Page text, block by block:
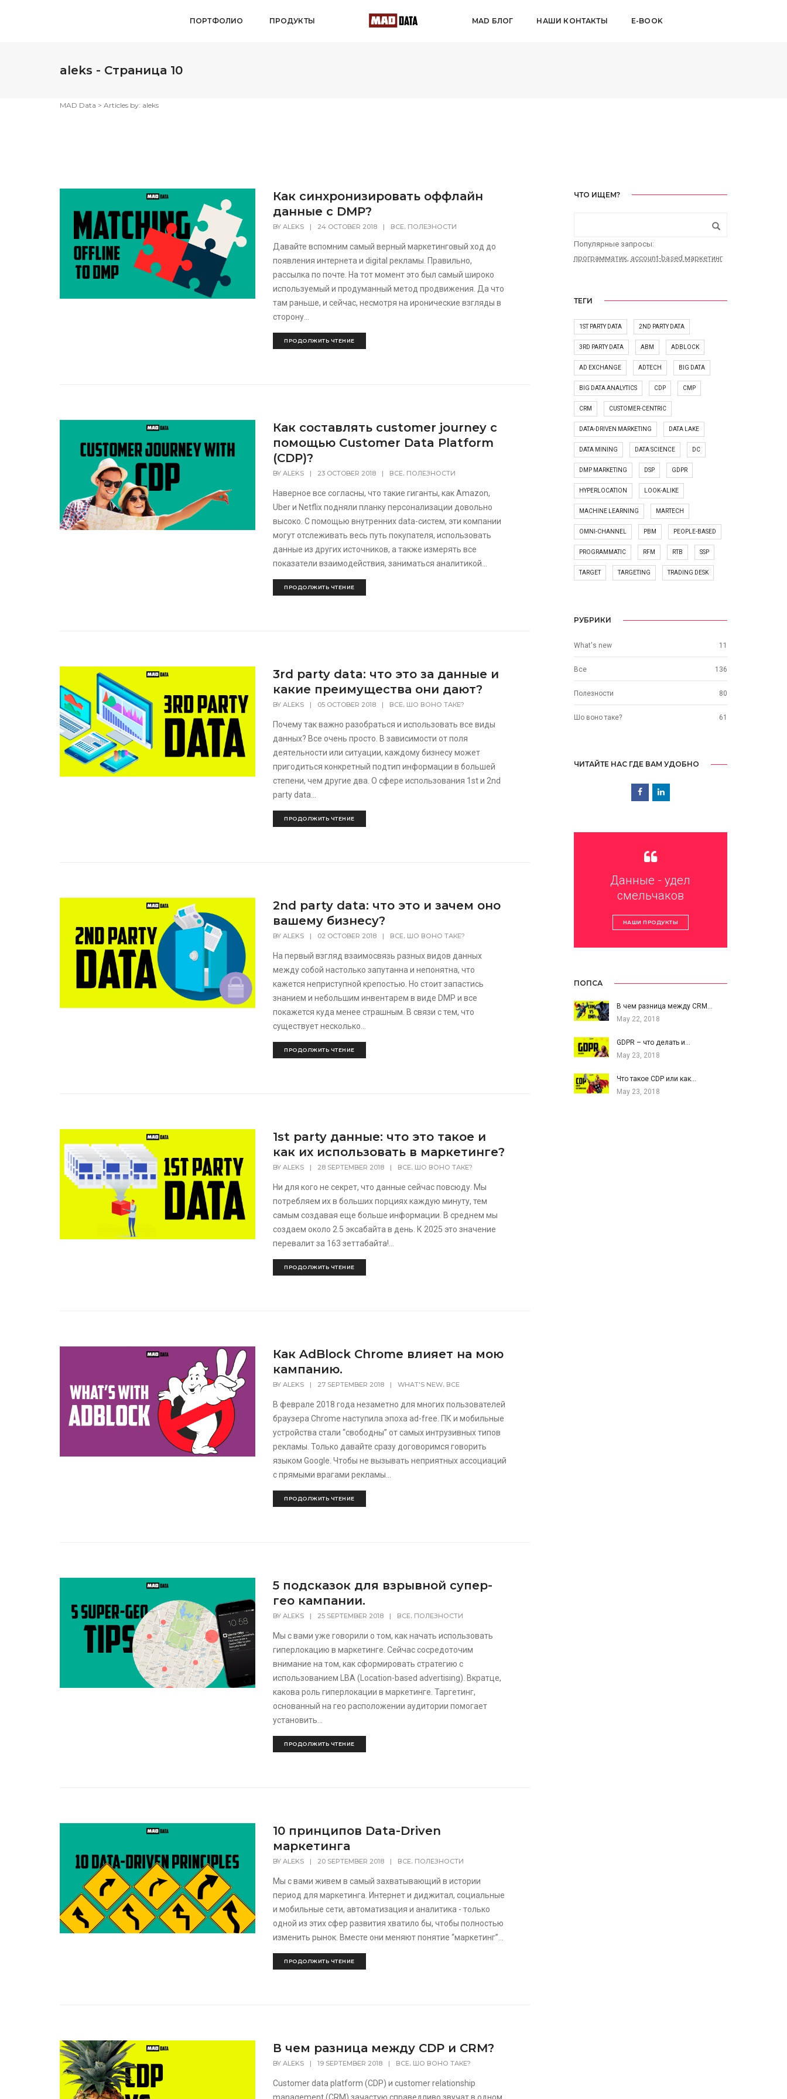
ПОРТФОЛИО ПРОДУКТЫ MAD БЛОГ НАШИ КОНТАКТЫ E-BOOK
aleks - Страница 10
MAD Data > Articles by: aleks
Как синхронизировать оффлайн
данные с DMP?
BYALEKS | 24 OCTOBER 2018 | ВСЕ, ПОЛЕЗНОСТИ
Давайте вспомним самый верный маркетинговый ход до
появления интернета и digital рекламы. Правильно,
рассылка по почте. На тот момент это был самый широко
используемый и продуманный метод продвижения. Да что
там раньше, и сейчас, несмотря на иронические взгляды в
сторону...
ПРОДОЛЖИТЬ ЧТЕНИЕ
Как составлять customer journey с
помощью Customer Data Platform
(CDP)?
BYALEKS | 23 OCTOBER 2018 | ВСЕ, ПОЛЕЗНОСТИ
Наверное все согласны, что такие гиганты, как Amazon,
Uber и Netflix подняли планку персонализации довольно
высоко. С помощью внутренних data-систем, эти компании
могут отслеживать весь путь покупателя, использовать
данные из других источников, а также измерять все
показатели взаимодействия, заниматься аналитикой...
ПРОДОЛЖИТЬ ЧТЕНИЕ
3rd party data: что это за данные и
какие преимущества они дают?
BYALEKS | 05 OCTOBER 2018 | ВСЕ, ШО ВОНО ТАКЕ?
Почему так важно разобраться и использовать все виды
данных? Все очень просто. В зависимости от поля
деятельности или ситуации, каждому бизнесу может
пригодиться конкретный подтип информации в большей
степени, чем другие два. О сфере использования 1st и 2nd
party data...
ПРОДОЛЖИТЬ ЧТЕНИЕ
2nd party data: что это и зачем оно
вашему бизнесу?
BYALEKS | 02 OCTOBER 2018 | ВСЕ, ШО ВОНО ТАКЕ?
На первый взгляд взаимосвязь разных видов данных
между собой настолько запутанна и непонятна, что
кажется неприступной крепостью. Но стоит запастись
знанием и небольшим инвентарем в виде DMP и все
покажется куда менее страшным. В связи с тем, что
существует несколько...
ПРОДОЛЖИТЬ ЧТЕНИЕ
1st party данные: что это такое и
как их использовать в маркетинге?
BYALEKS | 28 SEPTEMBER 2018 | ВСЕ, ШО ВОНО ТАКЕ?
Ни для кого не секрет, что данные сейчас повсюду. Мы
потребляем их в больших порциях каждую минуту, тем
самым создавая еще больше информации. В среднем мы
создаем около 2.5 эксабайта в день. К 2025 это значение
перевалит за 163 зеттабайта!...
ПРОДОЛЖИТЬ ЧТЕНИЕ
Как AdBlock Chrome влияет на мою
кампанию.
BYALEKS | 27 SEPTEMBER 2018 | WHAT'S NEW, ВСЕ
В феврале 2018 года незаметно для многих пользователей
браузера Chrome наступила эпоха ad-free. ПК и мобильные
устройства стали “свободны” от самых интрузивных типов
рекламы. Только давайте сразу договоримся говорить
языком Google. Чтобы не вызывать неприятных ассоциаций
с прямыми врагами рекламы...
ПРОДОЛЖИТЬ ЧТЕНИЕ
5 подсказок для взрывной супер-
гео кампании.
BYALEKS | 25 SEPTEMBER 2018 | ВСЕ, ПОЛЕЗНОСТИ
Мы с вами уже говорили о том, как начать использовать
гиперлокацию в маркетинге. Сейчас сосредоточим
внимание на том, как сформировать стратегию с
использованием LBA (Location-based advertising). Вкратце,
какова роль гиперлокации в маркетинге. Таргетинг,
основанный на гео расположении аудитории помогает
установить...
ПРОДОЛЖИТЬ ЧТЕНИЕ
10 принципов Data-Driven
маркетинга
BYALEKS | 20 SEPTEMBER 2018 | ВСЕ, ПОЛЕЗНОСТИ
Мы с вами живем в самый захватывающий в истории
период для маркетинга. Интернет и диджитал, социальные
и мобильные сети, автоматизация и аналитика - только
одной из этих сфер развития хватило бы, чтобы полностью
изменить рынок. Вместе они меняют понятие “маркетинг”...
ПРОДОЛЖИТЬ ЧТЕНИЕ
В чем разница между CDP и CRM?
BYALEKS | 19 SEPTEMBER 2018 | ВСЕ, ШО ВОНО ТАКЕ?
Customer data platform (CDP) и customer relationship
ЧТО ИЩЕМ?
Популярные запросы:
программатик, account-based маркетинг
ТЕГИ
1ST PARTY DATA 2ND PARTY DATA
3RD PARTY DATA ABM ADBLOCK
AD EXCHANGE ADTECH BIG DATA
BIG DATA ANALYTICS CDP CMP
CRM CUSTOMER-CENTRIC
DATA-DRIVEN MARKETING DATA LAKE
DATA MINING DATA SCIENCE DC
DMP MARKETING DSP GDPR
HYPERLOCATION LOOK-ALIKE
MACHINE LEARNING MARTECH
OMNI-CHANNEL PBM PEOPLE-BASED
PROGRAMMATIC RFM RTB SSP
TARGET TARGETING TRADING DESK
РУБРИКИ
What's new 11
Все 136
Полезности 80
Шо воно таке? 61
ЧИТАЙТЕ НАС ГДЕ ВАМ УДОБНО
Данные - удел
смельчаков
НАШИ ПРОДУКТЫ
ПОПСА
В чем разница между CRM…
May 22, 2018
GDPR – что делать и…
May 23, 2018
Что такое CDP или как…
May 23, 2018